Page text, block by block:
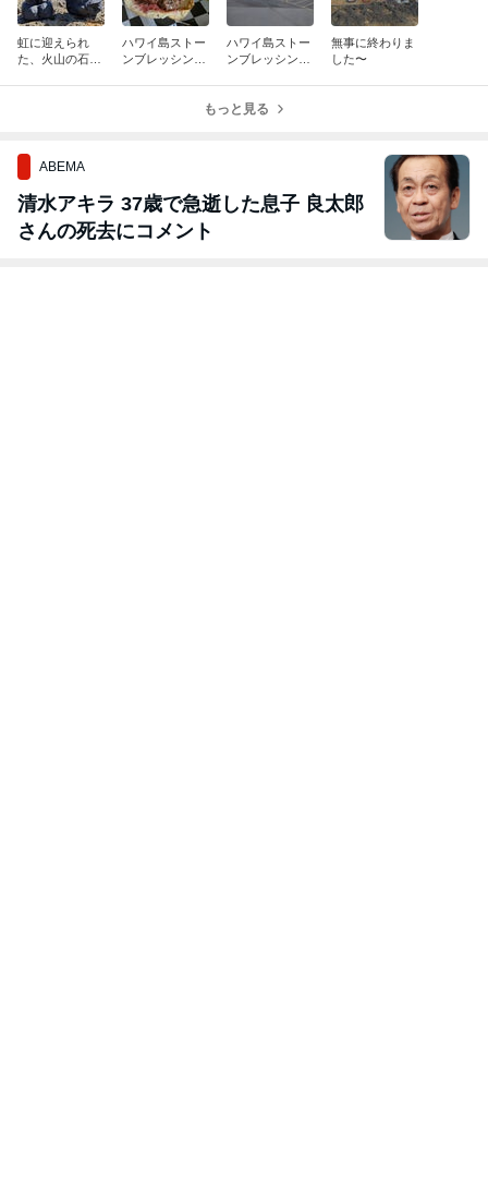
虹に迎えられ
た、火山の石の
ハワイ島ストー
ンブレッシング
ハワイ島ストー
ンブレッシング
無事に終わりま
した〜
もっと見る
ABEMA
清水アキラ 37歳で急逝した息子 良太郎
さんの死去にコメント